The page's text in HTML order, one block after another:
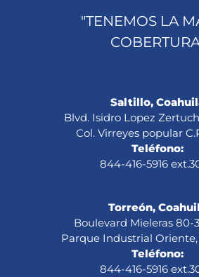
"TENEMOS LA
Saltillo,
Blvd. Isidro Lopez
Col. Virreyes popular
Teléfono:
844-416-5916
Torreón,
Boulevard Mieleras 80-
Parque Industrial Oriente,
Teléfono:
844-416-5916